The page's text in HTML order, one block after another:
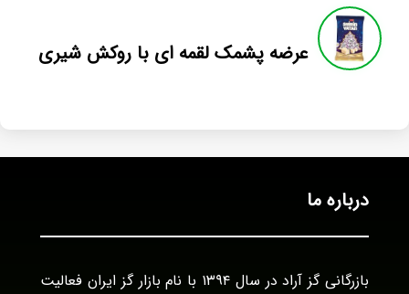
عرضه پشمک لقمه ای با روکش شیری
درباره ما
بازرگانی گز آراد در سال ۱۳۹۴ با نام بازار گز ایران فعالیت